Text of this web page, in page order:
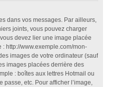
dans vos messages. Par ailleurs,
joints, vous pouvez charger
devez lier une image placée
http://www.exemple.com/mon-
images de votre ordinateur (sauf
images placées derrière des
: boîtes aux lettres Hotmail ou
passe, etc. Pour afficher l’image,